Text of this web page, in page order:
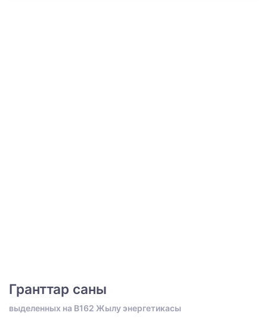
Гранттар саны
выделенных на B162 Жылу энергетикасы